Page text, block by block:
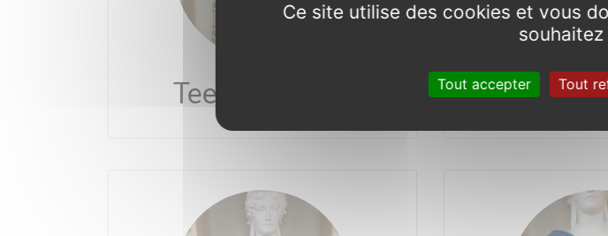
Teeyah Delver Shun
Ce site utilise des cookies et vous
Tout accepter Tout